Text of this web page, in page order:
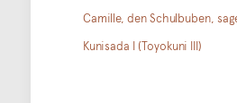
Camille, den Schulbuben,
Kunisada I (Toyokuni III)